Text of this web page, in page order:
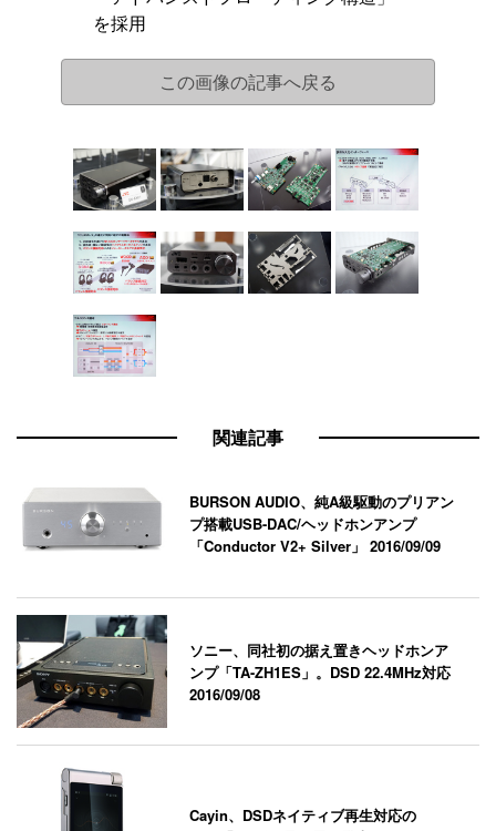
を採用
この画像の記事へ戻る
関連記事
BURSON AUDIO、純A級駆動のプリアン
プ搭載USB-DAC/ヘッドホンアンプ
「Conductor V2+ Silver」2016/09/09
ソニー、同社初の据え置きヘッドホンア
ンプ「TA-ZH1ES」。DSD 22.4MHz対応
2016/09/08
Cayin、DSDネイティブ再生対応の